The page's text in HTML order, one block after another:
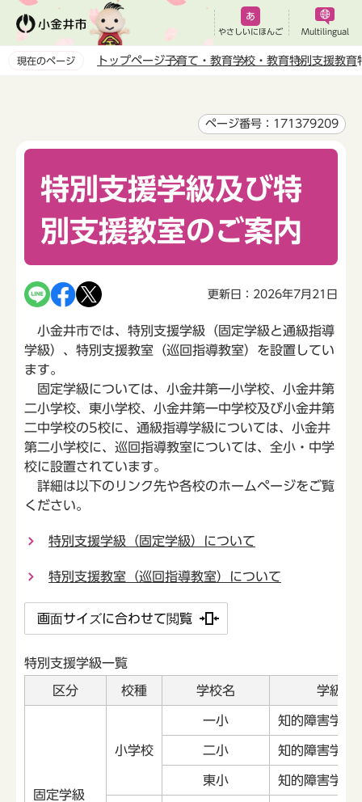
ペ
やさしいにほんご Multilingual
現在のページ トップページ子育て・教育学校・教育特別支援教育
ページ番号：171379209
特別支援学級及び特
別支援教室のご案内
更新日：2026年7月21日
小金井市では、特別支援学級（固定学級と通級指導
学級）、特別支援教室（巡回指導教室）を設置してい
ます。
固定学級については、小金井第一小学校、小金井第
二小学校、東小学校、小金井第一中学校及び小金井第
二中学校の5校に、通級指導学級については、小金井
第二小学校に、巡回指導教室については、全小・中学
校に設置されています。
詳細は以下のリンク先や各校のホームページをご覧
ください。
特別支援学級（固定学級）について
特別支援教室（巡回指導教室）について
画面サイズに合わせて閲覧
特別支援学級一覧
区分 校種 学校名 学級名
固定学級
小学校
一小 知的障害学級
二小 知的障害学級
東小 知的障害学級